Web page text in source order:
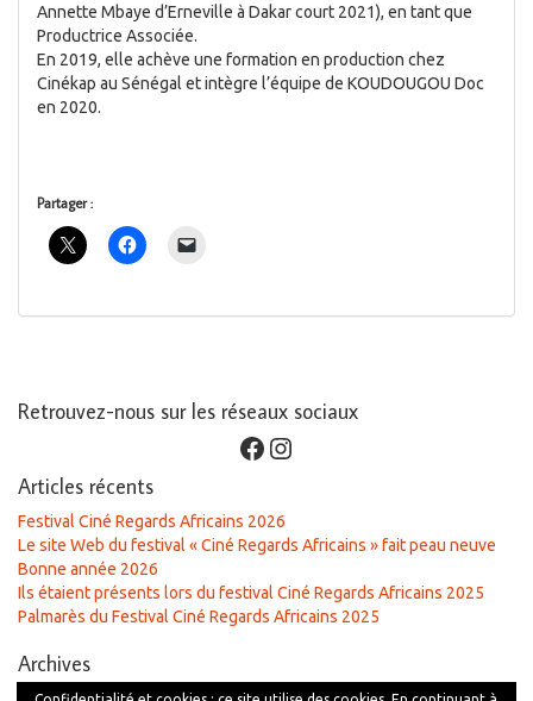
Annette Mbaye d’Erneville à Dakar court 2021), en tant que
Productrice Associée.
En 2019, elle achève une formation en production chez
Cinékap au Sénégal et intègre l’équipe de KOUDOUGOU Doc
en 2020.
Partager :
Retrouvez-nous sur les réseaux sociaux
Facebook
Instagram
Articles récents
Festival Ciné Regards Africains 2026
Le site Web du festival « Ciné Regards Africains » fait peau neuve
Bonne année 2026
Ils étaient présents lors du festival Ciné Regards Africains 2025
Palmarès du Festival Ciné Regards Africains 2025
Archives